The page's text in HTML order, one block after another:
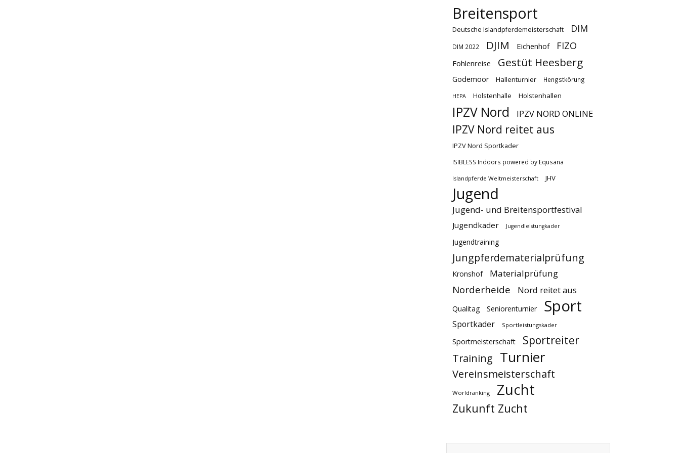
Breitensport
Deutsche Islandpferdemeisterschaft DIM
DIM 2022 DJIM Eichenhof FIZO
Fohlenreise Gestüt Heesberg
Godemoor Hallenturnier Hengstkörung
HEPA Holstenhalle Holstenhallen
IPZV Nord IPZV NORD ONLINE
IPZV Nord reitet aus
IPZV Nord Sportkader
ISIBLESS Indoors powered by Equsana
Islandpferde Weltmeisterschaft JHV
Jugend
Jugend- und Breitensportfestival
Jugendkader Jugendleistungkader
Jugendtraining
Jungpferdematerialprüfung
Kronshof Materialprüfung
Norderheide Nord reitet aus
Qualitag Seniorenturnier Sport
Sportkader Sportleistungskader
Sportmeisterschaft Sportreiter
Training Turnier
Vereinsmeisterschaft
Worldranking Zucht
Zukunft Zucht